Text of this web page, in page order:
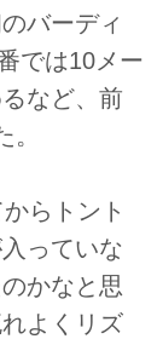
バーディ
では10メー
など、前
らトント
っていな
かなと思
よくリズ